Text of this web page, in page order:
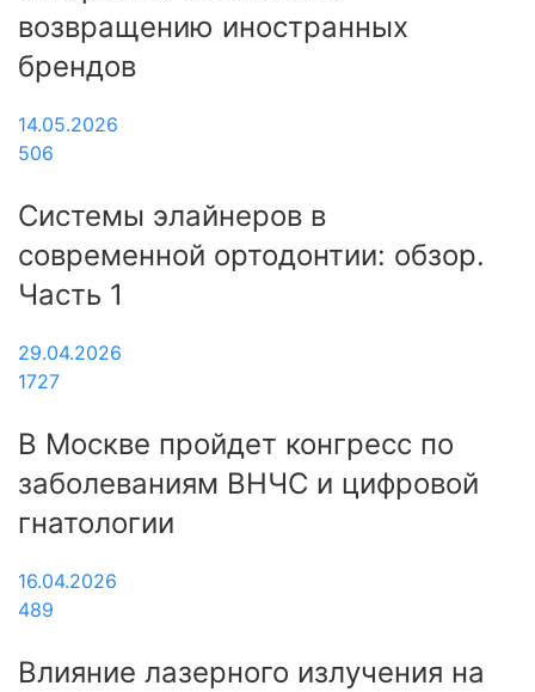
возвращению иностранных
брендов
14.05.2026
506
Системы элайнеров в
современной ортодонтии: обзор.
Часть 1
29.04.2026
1727
В Москве пройдет конгресс по
заболеваниям ВНЧС и цифровой
гнатологии
16.04.2026
489
Влияние лазерного излучения на